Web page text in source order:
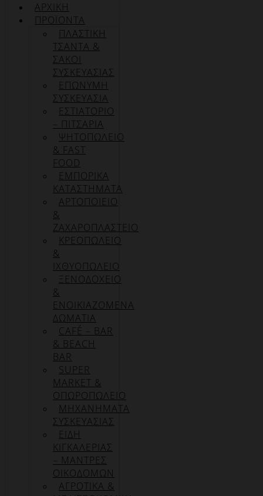
ΑΡΧΙΚΉ
ΠΡΟΪΌΝΤΑ
ΠΛΑΣΤΙΚΗ
ΤΣΑΝΤΑ &
ΣΑΚΟΙ
ΣΥΣΚΕΥΑΣΙΑΣ
ΕΠΏΝΥΜΗ
ΣΥΣΚΕΥΑΣΊΑ
ΕΣΤΙΑΤΟΡΙΟ
– ΠΙΤΣΑΡΙΑ
ΨΗΤΟΠΩΛΕΙΟ
& FAST
FOOD
ΕΜΠΟΡΙΚΑ
ΚΑΤΑΣΤΗΜΑΤΑ
ΑΡΤΟΠΟΙΕΙΟ
&
ΖΑΧΑΡΟΠΛΑΣΤΕΙΟ
ΚΡΕΟΠΩΛΕΙΟ
&
ΙΧΘΥΟΠΩΛΕΙΟ
ΞΕΝΟΔΟΧΕΙΟ
&
ΕΝΟΙΚΙΑΖΟΜΕΝΑ
ΔΩΜΑΤΙΑ
CAFÉ – BAR
& BEACH
BAR
SUPER
MARKET &
ΟΠΩΡΟΠΩΛΕΙΟ
ΜΗΧΑΝΗΜΑΤΑ
ΣΥΣΚΕΥΑΣΙΑΣ
ΕΙΔΗ
ΚΙΓΚΑΛΕΡΙΑΣ
– ΜΑΝΤΡΕΣ
ΟΙΚΟΔΟΜΩΝ
ΑΓΡΟΤΙΚΑ &